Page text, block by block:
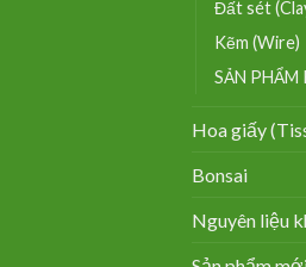
Đất sét
Kẽm (Wire)
SẢN
Hoa giấy
Bonsai
Nguyên liệu